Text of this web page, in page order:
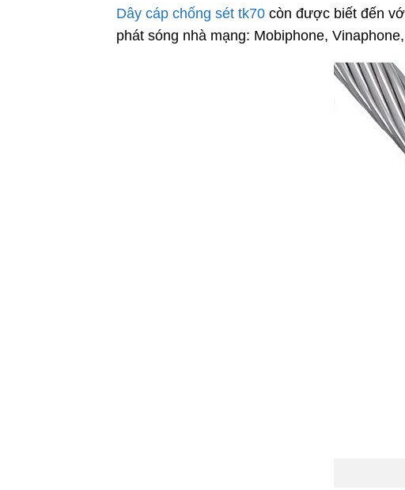
Dây cáp chống sét tk70 còn được biết đến
phát sóng nhà mạng: Mobiphone,